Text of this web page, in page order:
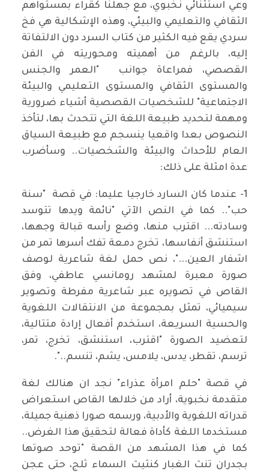
وعي استثنائي نخبوي، مع جهلنا كقراء بمستواهم
الثقافي والتعليمي والبيئي، وهذه الإشكالية هي فخ
سردي يقع فيه الكثير من كتاب السرد دون الالتفاتة
إليه، بالرغم من أهميته ومحوريته في الفن
القصصي، فمراعاة جوانب "العمر والجنس
والمستوى الثقافي والمستوى التعليمي والبيئة
الاجتماعية" للشخصيات القصصية أشياء ضرورية
ومهمة لتحديد طبيعة اللغة التي تتحدث بها، لتأخذ
النصوص بعدا واقعيا ينسجم مع طبيعة السياق
العام للأحداث والبيئة والشخصيات.. وسأضرب
عدة امثلة على ذلك:
1- عندما كان السارد خارجيا عليما: في قصة "سنة
حب".. كما في النص الآتي "نائمة ويدها تتوسد
وسادته... اقترب منها، وضع رأسه قبالة وجهها،
استنشق أنفاسها، تخرج دمعة تفك أسرها تمر من
اشفار العين..."، نص حمل لغة شاعرية لوصف
صورة معبرة لمشهد رومانسي عاطفي، وفق
القاص في تصويره عبر شاعرية مفرطة وتصوير
سيميائي، تمثل بمجموعة من الانتقالات اللغوية
والحسية السريعة، استخدم أفعال إرادة متتالية،
لتعضيد الصورة "اقترب، استنشق، تخرج، تمر،
ترسم، تقطر، يدس، يلامس، يشم، تنسم..".
في قصة "حلم امرأة عذراء" نجد ان هنالك لغة
متقدمة نخبوية، أراد من خلالها القاص استعراض
قدراته اللغوية والأدبية، ورسمه صورا ذهنية جميلة،
مستخدما اللغة كأداة فعالة لتحقيق هذا الغرض..
كما في هذا المشهد من القصة "توحد صوتها
بجدران تنث الغبار كنثيث السماء ثلج، حتى عجن